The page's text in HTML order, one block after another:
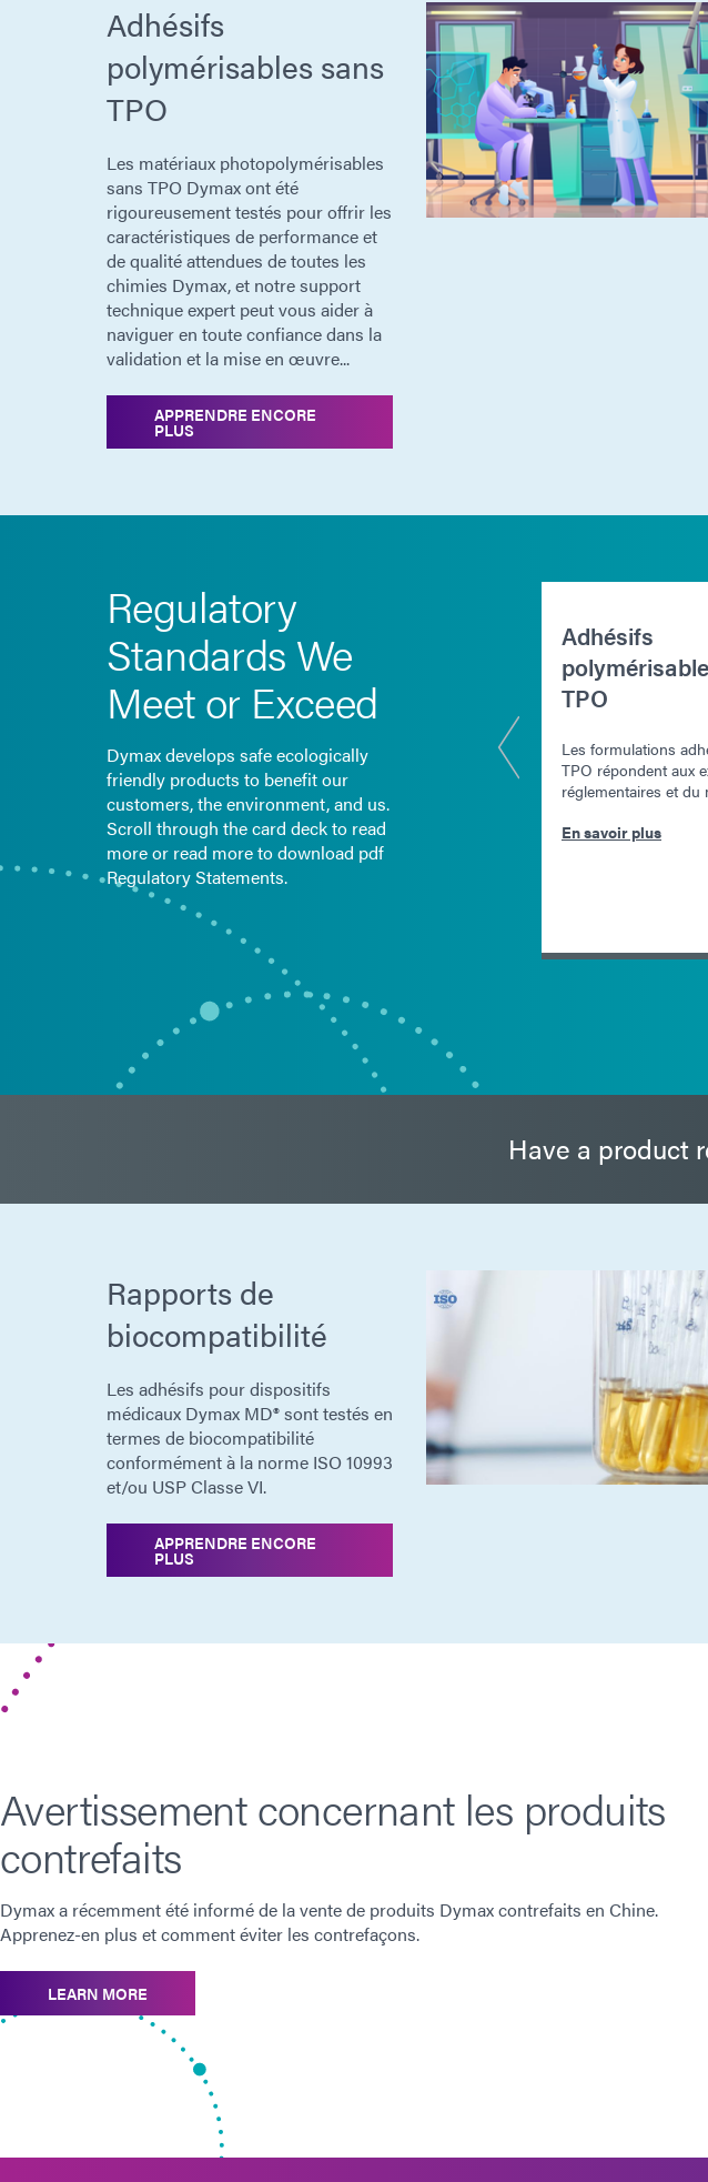
Adhésifs
polymérisables sans
TPO
Les matériaux photopolymérisables
sans TPO Dymax ont été
rigoureusement testés pour offrir les
caractéristiques de performance et
de qualité attendues de toutes les
chimies Dymax, et notre support
technique expert peut vous aider à
naviguer en toute confiance dans la
validation et la mise en œuvre...
APPRENDRE ENCORE
PLUS
Regulatory
Standards We
Meet or Exceed
Dymax develops safe ecologically
friendly products to benefit our
customers, the environment, and us.
Scroll through the card deck to read
more or read more to download pdf
Regulatory Statements.
Adhésifs
TPO
Les formulations
TPO répondent aux
réglementaires et du
En savoir plus
Have a product
Rapports de
biocompatibilité
Les adhésifs pour dispositifs
médicaux Dymax MD® sont testés en
termes de biocompatibilité
conformément à la norme ISO 10993
et/ou USP Classe VI.
APPRENDRE ENCORE
PLUS
Avertissement concernant les produits
contrefaits
Dymax a récemment été informé de la vente de produits Dymax contrefaits en Chine.
Apprenez-en plus et comment éviter les contrefaçons.
LEARN MORE